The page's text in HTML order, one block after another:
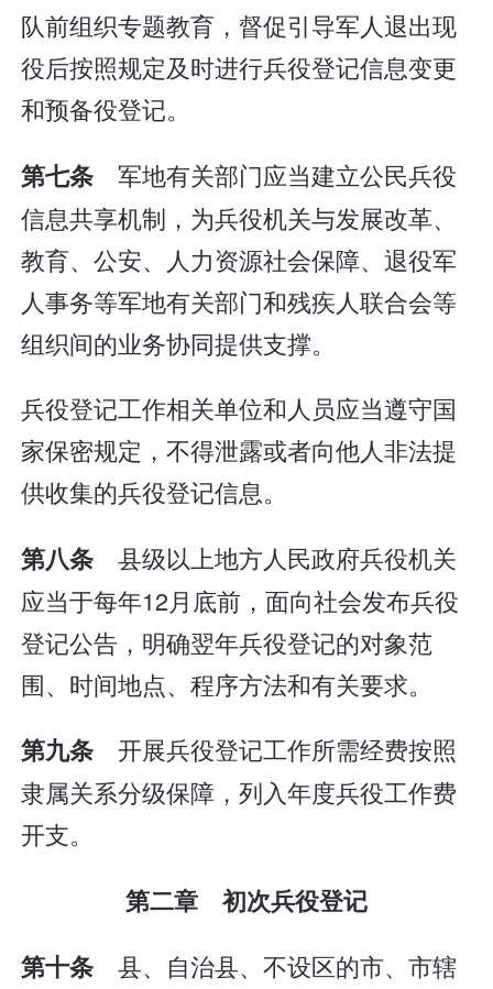
队前组织专题教育，督促引导军人退出现
役后按照规定及时进行兵役登记信息变更
和预备役登记。
第七条军地有关部门应当建立公民兵役
信息共享机制，为兵役机关与发展改革、
教育、公安、人力资源社会保障、退役军
人事务等军地有关部门和残疾人联合会等
组织间的业务协同提供支撑。
兵役登记工作相关单位和人员应当遵守国
家保密规定，不得泄露或者向他人非法提
供收集的兵役登记信息。
第八条县级以上地方人民政府兵役机关
应当于每年12月底前，面向社会发布兵役
登记公告，明确翌年兵役登记的对象范
围、时间地点、程序方法和有关要求。
第九条开展兵役登记工作所需经费按照
隶属关系分级保障，列入年度兵役工作费
开支。
第二章 初次兵役登记
第十条县、自治县、不设区的市、市辖